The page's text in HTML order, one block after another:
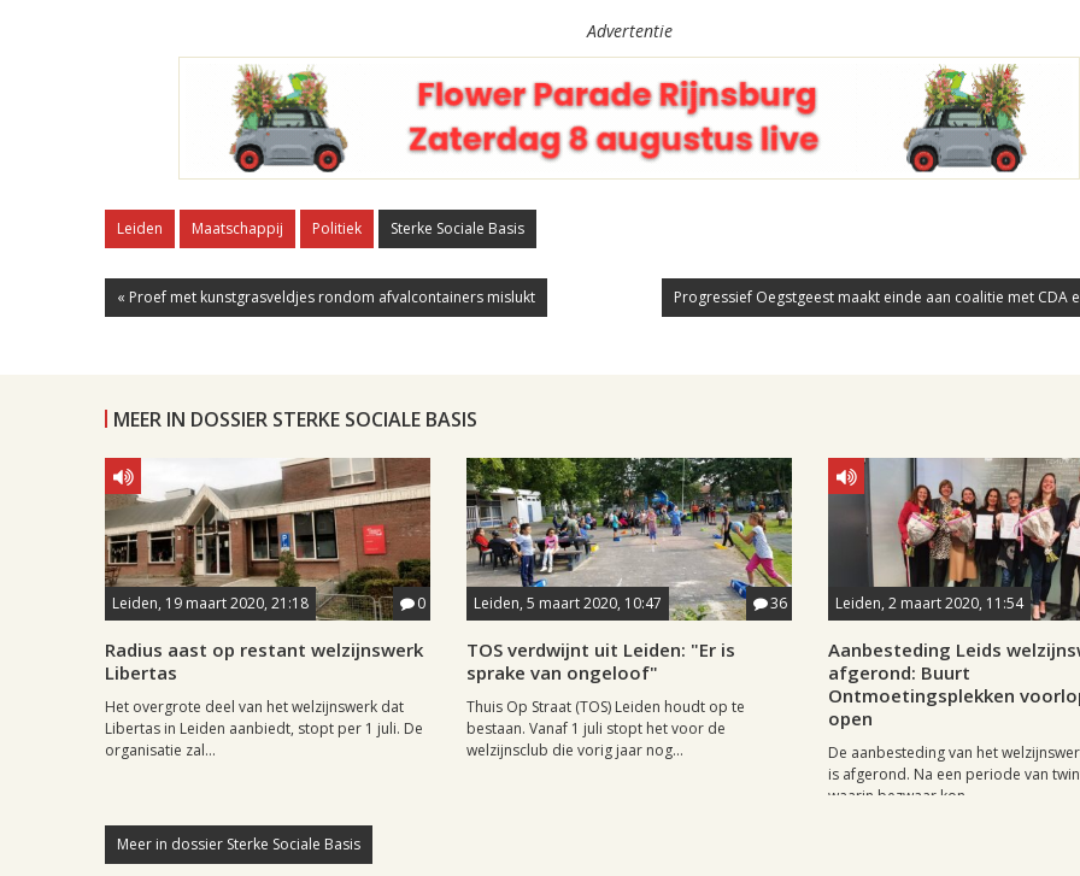
Advertentie
Leiden Maatschappij Politiek Sterke Sociale Basis
« Proef met kunstgrasveldjes rondom afvalcontainers mislukt Progressief Oegstgeest maakt einde aan coalitie met CDA
MEER IN DOSSIER STERKE SOCIALE BASIS
Leiden, 19 maart 2020, 21:18 0
Radius aast op restant welzijnswerk
Libertas
Het overgrote deel van het welzijnswerk dat
Libertas in Leiden aanbiedt, stopt per 1 juli. De
organisatie zal...
Leiden, 5 maart 2020, 10:47 36
TOS verdwijnt uit Leiden: "Er is
sprake van ongeloof"
Thuis Op Straat (TOS) Leiden houdt op te
bestaan. Vanaf 1 juli stopt het voor de
welzijnsclub die vorig jaar nog...
Leiden, 2 maart 2020, 11:54
Aanbesteding Leids
afgerond: Buurt
Ontmoetingsplekken
open
De aanbesteding van het
is afgerond. Na een periode van
waarin bezwaar kon...
Meer in dossier Sterke Sociale Basis